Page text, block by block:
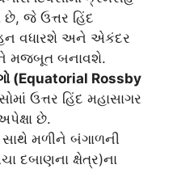
જે ઉત્તર હિંદ
વધારશે અને એકંદર
મજબૂત બનાવશે.
(Equatorial Rossby
ઉત્તર હિંદ મહાસાગર
છે.
મળીને બંગાળની
દબાણના ક્ષેત્ર)ના